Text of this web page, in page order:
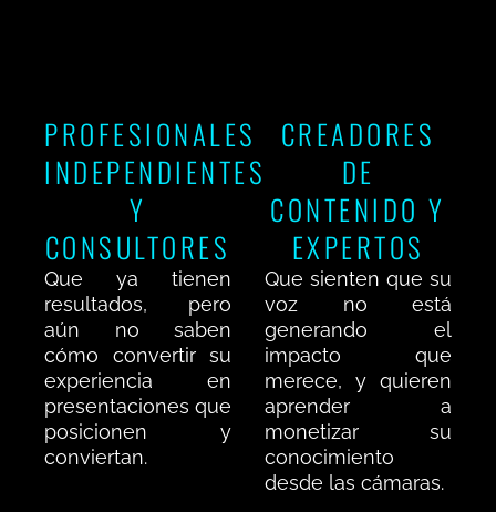
PROFESIONALES
INDEPENDIENTES
Y
CONSULTORES
Que ya tienen
resultados, pero
aún no saben
cómo convertir su
experiencia en
presentaciones que
posicionen y
conviertan.
CREADORES
DE
CONTENIDO Y
EXPERTOS
Que sienten que su
voz no está
generando el
impacto que
merece, y quieren
aprender a
monetizar su
conocimiento
desde las cámaras.